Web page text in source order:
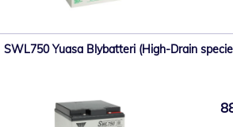
SWL750 Yuasa Blybatteri (High-Drain